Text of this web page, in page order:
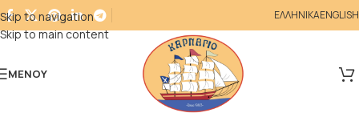
Skip to navigation
Skip to main content
ΕΛΛΗΝΙΚΑENGLISH
ΜΕΝΟΎ